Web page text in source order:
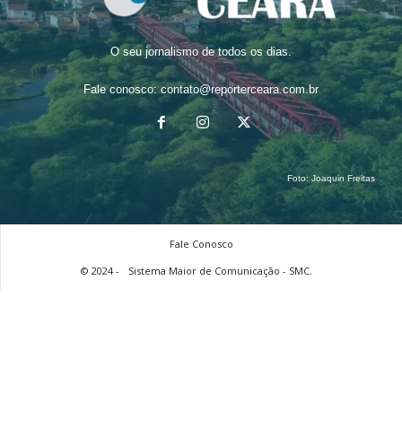
O seu jornalismo de todos os dias.
Fale conosco:contato@reporterceara.com.br
Foto: Joaquin Freitas
Fale Conosco
© 2024 -
Sistema Maior de Comunicação - SMC.